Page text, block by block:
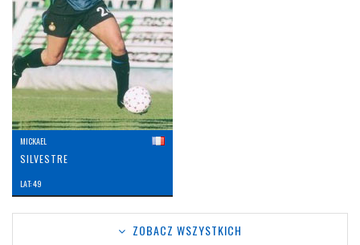
MICKAEL
SILVESTRE
LAT: 49
ZOBACZ WSZYSTKICH